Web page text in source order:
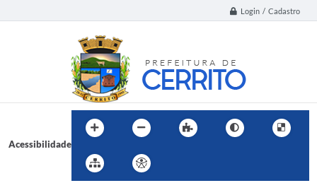
Login / Cadastro
Acessibilidade